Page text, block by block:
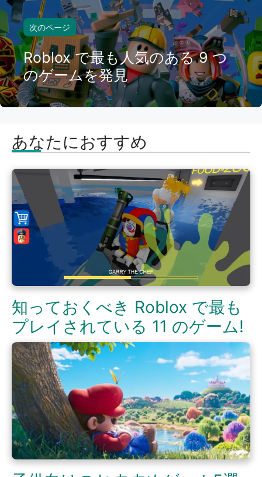
次のページ
Roblox で最も人気のある 9 つ
のゲームを発見
あなたにおすすめ
知っておくべき Roblox で最も
プレイされている 11 のゲーム!